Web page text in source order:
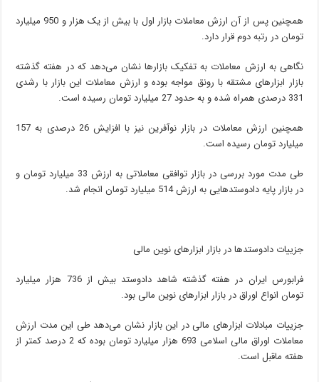
همچنین پس از آن ارزش معاملات بازار اول با بیش از یک هزار و 950 میلیارد
تومان در رتبه دوم قرار دارد.
نگاهی به ارزش معاملات به تفکیک بازارها نشان می‌دهد که در هفته گذشته
بازار ابزارهای مشتقه با رونق مواجه بوده و ارزش معاملات این بازار با رشدی
331 درصدی همراه شده و به حدود 27 میلیارد تومان رسیده است.
همچنین ارزش معاملات در بازار نوآفرین نیز با افزایش 26 درصدی به 157
میلیارد تومان رسیده است.
طی مدت مورد بررسی در بازار توافقی معاملاتی به ارزش 33 میلیارد تومان و
در بازار پایه دادوستدهایی به ارزش 514 میلیارد تومان انجام شد.
جزییات دادوستدها در بازار ابزارهای نوین مالی
فرابورس ایران در هفته گذشته شاهد دادوستد بیش از 736 هزار میلیارد
تومان انواع اوراق در بازار ابزارهای نوین مالی بود.
جزییات مبادلات ابزارهای مالی در این بازار نشان می‌دهد طی این مدت ارزش
معاملات اوراق مالی اسلامی 693 هزار میلیارد تومان بوده که 2 درصد کمتر از
هفته ماقبل است.